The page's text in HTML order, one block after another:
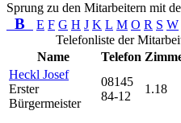
Sprung zu den Mitarbeitern mit
B E F G H J K L M O R S W
Telefonliste der
Name
Telefon
Heckl Josef
Erster
Bürgermeister
08145
84-12
1.18